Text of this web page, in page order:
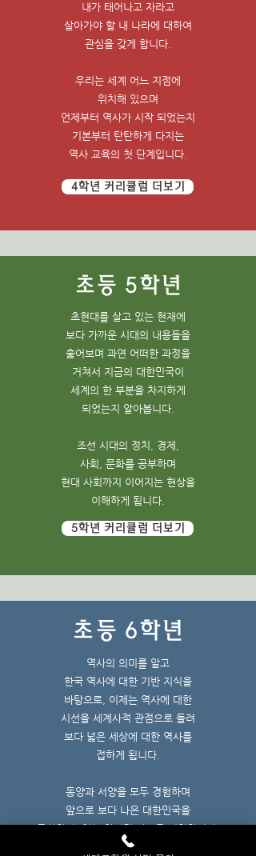
내가 태어나고 자라고
살아가야 할 내 나라에 대하여
관심을 갖게 합니다.
우리는 세계 어느 지점에
위치해 있으며
언제부터 역사가 시작 되었는지
기본부터 탄탄하게 다지는
역사 교육의 첫 단계입니다.
4학년 커리큘럼 더보기
​초등 5학년
초현대를 살고 있는 현재에
보다 가까운 시대의 내용들을
훑어보며 과연 어떠한 과정을
거쳐서 지금의 대한민국이
세계의 한 부분을 차지하게
되었는지 알아봅니다.
조선 시대의 정치, 경제,
사회, 문화를 공부하며
현대 사회까지 이어지는 현상을
이해하게 됩니다.
5학년 커리큘럼 더보기
초등 6학년
역사의 의미를 알고
한국 역사에 대한 기반 지식을
바탕으로, 이제는 역사에 대한
시선을 세계사적 관점으로 돌려
보다 넓은 세상에 대한 역사를
접하게 됩니다.
동양과 서양을 모두 경험하며
앞으로 보다 나은 대한민국을
구상할 수 있는 창의적 사고를 지향합니다.